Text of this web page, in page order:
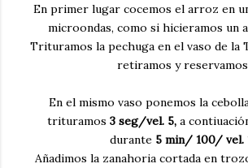
En primer lugar cocemos el arroz en
microondas, como si hicieramos un
Trituramos la pechuga en el vaso de la
retiramos y
En el mismo vaso ponemos la
trituramos 3 seg/vel. 5, a
durante 5 min/ 100/ vel.
Añadimos la zanahoria cortada en